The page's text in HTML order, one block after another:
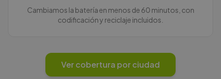
Cambiamos la batería en menos de 60 minutos, con
codificación y reciclaje incluidos.
Ver cobertura por ciudad